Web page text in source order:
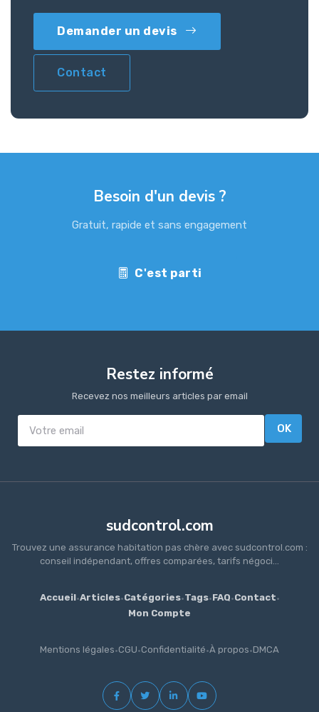
Demander un devis
Contact
Besoin d'un devis ?
Gratuit, rapide et sans engagement
C'est parti
Restez informé
Recevez nos meilleurs articles par email
OK
sudcontrol.com
Trouvez une assurance habitation pas chère avec sudcontrol.com :
conseil indépendant, offres comparées, tarifs négoci...
Accueil·Articles·Catégories·Tags·FAQ·Contact·
Mon Compte
Mentions légales·CGU·Confidentialité·À propos·DMCA